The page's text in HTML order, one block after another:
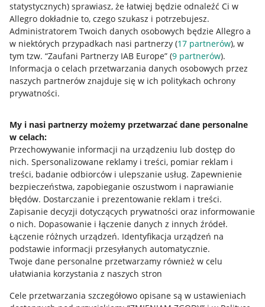
statystycznych) sprawiasz, że łatwiej będzie odnaleźć Ci w
Allegro dokładnie to, czego szukasz i potrzebujesz.
Administratorem Twoich danych osobowych będzie Allegro a
w niektórych przypadkach nasi partnerzy (17 partnerów), w
tym tzw. “Zaufani Partnerzy IAB Europe” (9 partnerów).
Informacja o celach przetwarzania danych osobowych przez
naszych partnerów znajduje się w ich politykach ochrony
prywatności.
My i nasi partnerzy możemy przetwarzać dane personalne
w celach:
Przechowywanie informacji na urządzeniu lub dostęp do
nich. Spersonalizowane reklamy i treści, pomiar reklam i
treści, badanie odbiorców i ulepszanie usług. Zapewnienie
bezpieczeństwa, zapobieganie oszustwom i naprawianie
błędów. Dostarczanie i prezentowanie reklam i treści.
Zapisanie decyzji dotyczących prywatności oraz informowanie
o nich. Dopasowanie i łączenie danych z innych źródeł.
Łączenie różnych urządzeń. Identyfikacja urządzeń na
podstawie informacji przesyłanych automatycznie.
Twoje dane personalne przetwarzamy również w celu
ułatwiania korzystania z naszych stron
Cele przetwarzania szczegółowo opisane są w ustawieniach
Nawigacja
Przydatne informacje
Jak to działa
Allegro Gadane dla sprzedających
Allegro Gadane dla kupujących
Mapa miejscowości
Informacje prawne
Regulamin
Polityka plików "cookies"
Ustawienia plików "cookies"
Udostępnianie lokalizacji